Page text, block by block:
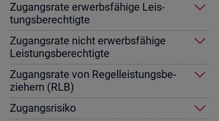
Zu­gangs­ra­te er­werbs­fä­hi­ge Leis­
tungs­be­rech­tig­te
Zu­gangs­ra­te nicht er­werbs­fä­hi­ge
Leis­tungs­be­rech­tig­te
Zu­gangs­ra­te von Re­gel­leis­tungs­be­
zie­hern (RLB)
Zu­gangs­ri­si­ko